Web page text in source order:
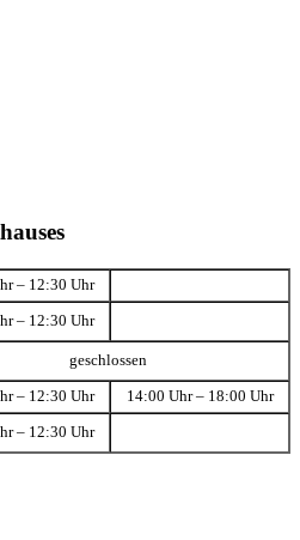
– 12:30 Uhr
– 12:30 Uhr
geschlossen
– 12:30 Uhr 14:00 Uhr – 18:00 Uhr
– 12:30 Uhr